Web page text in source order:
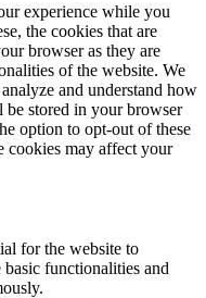
experience while you
the cookies that are
browser as they are
of the website. We
and understand how
be stored in your browser
option to opt-out of these
cookies may affect your
for the website to
functionalities and